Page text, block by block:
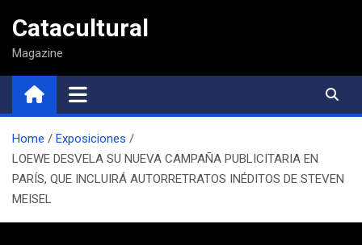
contenido
Catacultural
Magazine
Home
Exposiciones
LOEWE DESVELA SU NUEVA CAMPAÑA PUBLICITARIA EN
PARÍS, QUE INCLUIRÁ AUTORRETRATOS INÉDITOS DE STEVEN
MEISEL